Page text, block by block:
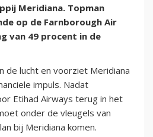
Meridiana. Topman
op de Farnborough Air
van 49 procent in de
de lucht en voorziet Meridiana
impuls. Nadat
Etihad Airways terug in het
onder de vleugels van
bij Meridiana komen.